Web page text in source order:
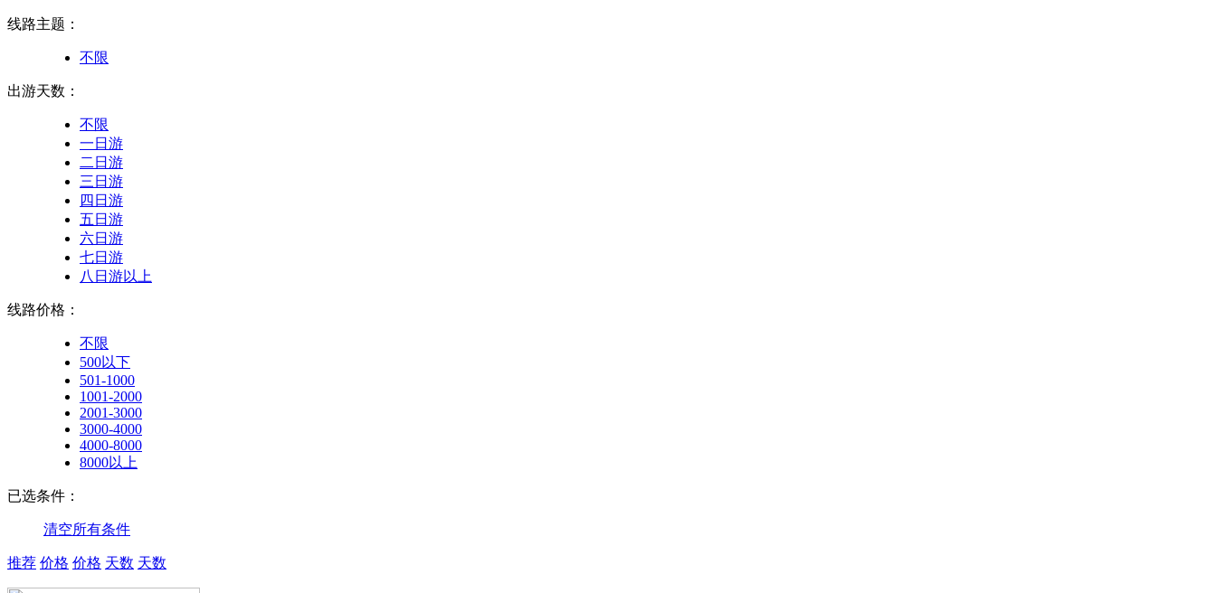
线路主题：
不限
出游天数：
不限
一日游
二日游
三日游
四日游
五日游
六日游
七日游
八日游以上
线路价格：
不限
500以下
501-1000
1001-2000
2001-3000
3000-4000
4000-8000
8000以上
已选条件：
清空所有条件
推荐 价格 价格 天数 天数